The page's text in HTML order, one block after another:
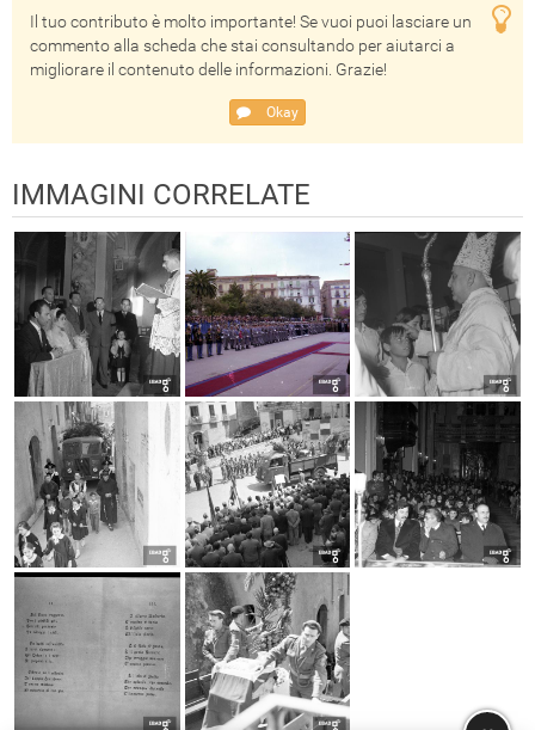
Il tuo contributo è molto importante! Se vuoi puoi lasciare un
commento alla scheda che stai consultando per aiutarci a
migliorare il contenuto delle informazioni. Grazie!
Okay
IMMAGINI CORRELATE